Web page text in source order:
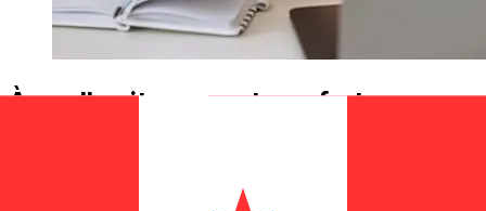
À quelle vitesse un transfert